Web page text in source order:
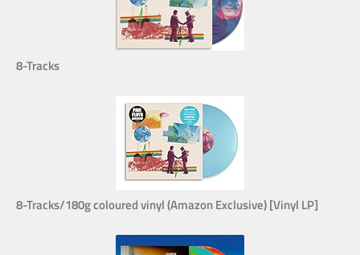
8-Tracks
8-Tracks/180g coloured vinyl (Amazon Exclusive) [Vinyl LP]